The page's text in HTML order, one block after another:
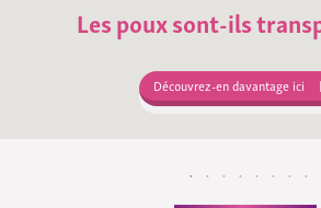
Les poux sont-ils
Découvrez-en davantage ici